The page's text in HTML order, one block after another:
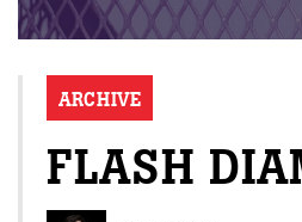
ARCHIVE
FLASH